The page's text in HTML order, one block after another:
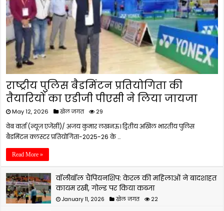
राष्ट्रीय पुलिस बैडमिंटन प्रतियोगिता की
तैयारियों का एडीजी पीएसी ने लिया जायजा
May 12, 2026 खेल जगत 29
वेब वार्ता (न्यूज़ एजेंसी)/ अजय कुमार लखनऊ। द्वितीय अखिल भारतीय पुलिस
बैडमिंटन क्लस्टर प्रतियोगिता-2025-26 के …
Read More »
वॉलीबॉल चैंपियनशिप: केरल की महिलाओं ने बादशाहत
कायम रखी, गोल्ड पर किया कब्जा
January 11, 2026 खेल जगत 22